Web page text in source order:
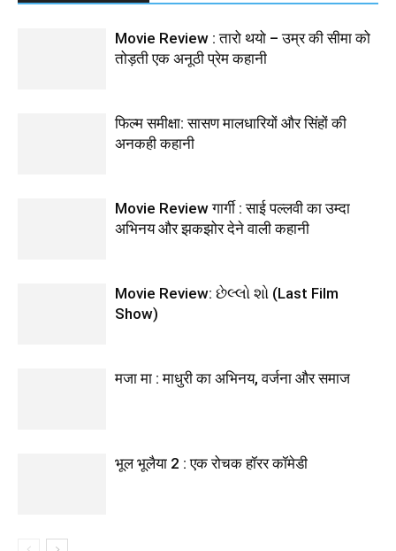
Movie Review : तारो थयो – उम्र की सीमा को
तोड़ती एक अनूठी प्रेम कहानी
फिल्म समीक्षा: सासण मालधारियों और सिंहों की
अनकही कहानी
Movie Review गार्गी : साई पल्‍लवी का उम्‍दा
अभिनय और झकझोर देने वाली कहानी
Movie Review: છેલ્લો શો (Last Film
Show)
मजा मा : माधुरी का अभिनय, वर्जना और समाज
भूल भूलैया 2 : एक रोचक हॉरर कॉमेडी